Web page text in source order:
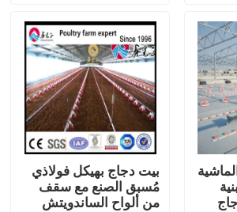
بيت دجاج بهيكل فولاذي
مُسبق الصنع مع سقف
من ألواح الساندويتش